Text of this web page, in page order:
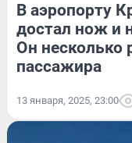
В аэропорту
достал нож и
Он несколько
пассажира
13 января, 2025, 23:00